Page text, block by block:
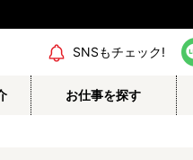
SNSもチェック!
お仕事を探す